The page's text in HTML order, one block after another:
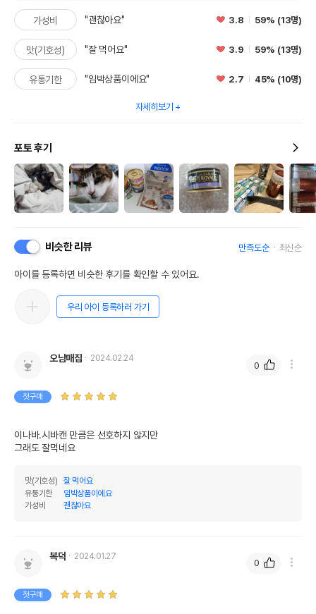
가성비 "괜찮아요" 3.8 59% (13명)
맛(기호성) "잘 먹어요" 3.9 59% (13명)
유통기한 "임박상품이에요" 2.7 45% (10명)
자세히보기
포토 후기
비슷한 리뷰 만족도순 최신순
아이를 등록하면 비슷한 후기를 확인할 수 있어요.
우리 아이 등록하러 가기
오남매집 2024.02.24
첫구매
이나바.시바캔 만큼은 선호하지 않지만
그래도 잘먹네요
맛(기호성)
잘 먹어요
유통기한
임박상품이에요
가성비
괜찮아요
0
복덕 2024.01.27
첫구매
0